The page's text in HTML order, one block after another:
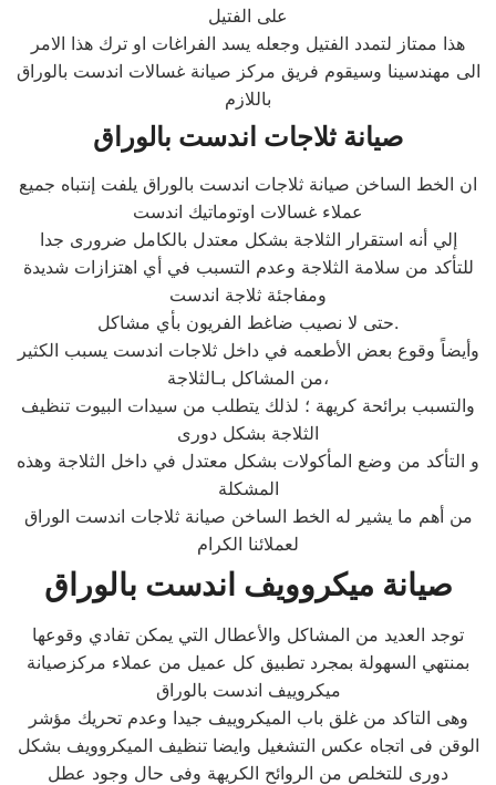
على الفتيل
هذا ممتاز لتمدد الفتيل وجعله يسد الفراغات او ترك هذا الامر
الى مهندسينا وسيقوم فريق مركز صيانة غسالات اندست بالوراق
باللازم
صيانة ثلاجات اندست بالوراق
ان الخط الساخن صيانة ثلاجات اندست بالوراق يلفت إنتباه جميع
عملاء غسالات اوتوماتيك اندست
إلي أنه استقرار الثلاجة بشكل معتدل بالكامل ضرورى جدا
للتأكد من سلامة الثلاجة وعدم التسبب في أي اهتزازات شديدة
ومفاجئة ثلاجة اندست
حتى لا نصيب ضاغط الفريون بأي مشاكل.
وأيضاً وقوع بعض الأطعمه في داخل ثلاجات اندست يسبب الكثير
من المشاكل بـالثلاجة،
والتسبب برائحة كريهة ؛ لذلك يتطلب من سيدات البيوت تنظيف
الثلاجة بشكل دورى
و التأكد من وضع المأكولات بشكل معتدل في داخل الثلاجة وهذه
المشكلة
من أهم ما يشير له الخط الساخن صيانة ثلاجات اندست الوراق
لعملائنا الكرام
صيانة ميكروويف اندست بالوراق
توجد العديد من المشاكل والأعطال التي يمكن تفادي وقوعها
بمنتهي السهولة بمجرد تطبيق كل عميل من عملاء مركزصيانة
ميكروييف اندست بالوراق
وهى التاكد من غلق باب الميكروييف جيدا وعدم تحريك مؤشر
الوقن فى اتجاه عكس التشغيل وايضا تنظيف الميكروويف بشكل
دورى للتخلص من الروائح الكريهة وفى حال وجود عطل